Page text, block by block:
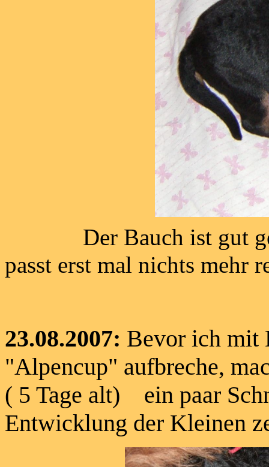
Der Bauch ist gut
passt erst mal nichts mehr
23.08.2007: Bevor ich mit
"Alpencup" aufbreche,
( 5 Tage alt) ein paar
Entwicklung der Kleinen